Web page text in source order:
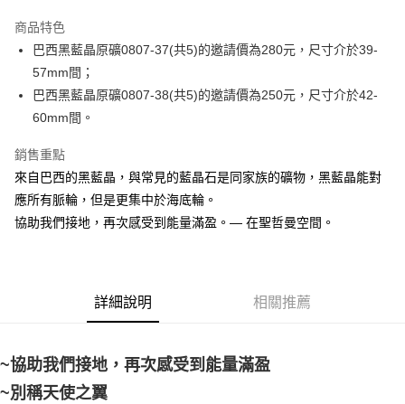
Apple Pay
街口支付
悠遊付
ATM付款
全家取貨付款
每筆NT$80，滿NT$3,000(含以上)免運費
每筆NT$80，滿NT$3,000(含以上)免運費
郵局幫你送（離島）
商品特色
巴西黑藍晶原礦0807-37(共5)的邀請價為280元，尺寸介於39-
57mm間；
巴西黑藍晶原礦0807-38(共5)的邀請價為250元，尺寸介於42-
60mm間。
銷售重點
來自巴西的黑藍晶，與常見的藍晶石是同家族的礦物，黑藍晶能對
應所有脈輪，但是更集中於海底輪。
協助我們接地，再次感受到能量滿盈。— 在聖哲曼空間。
詳細說明 相關推薦
~協助我們接地，再次感受到能量滿盈
~別稱天使之翼